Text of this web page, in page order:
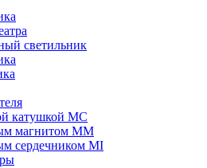
светильник
катушкой MC
магнитом ММ
сердечником MI